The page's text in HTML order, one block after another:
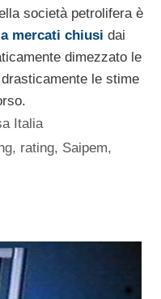
società petrolifera è
mercati chiusi dai
dimezzato le
le stime
Italia
, rating, Saipem,